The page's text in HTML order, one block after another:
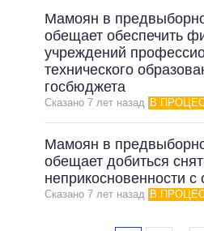
Мамоян в
обещает обеспечить
учреждений
технического
госбюджета
Сказано 7 лет назад В
Мамоян в
обещает добиться
неприкосновенности с
Сказано 7 лет назад В